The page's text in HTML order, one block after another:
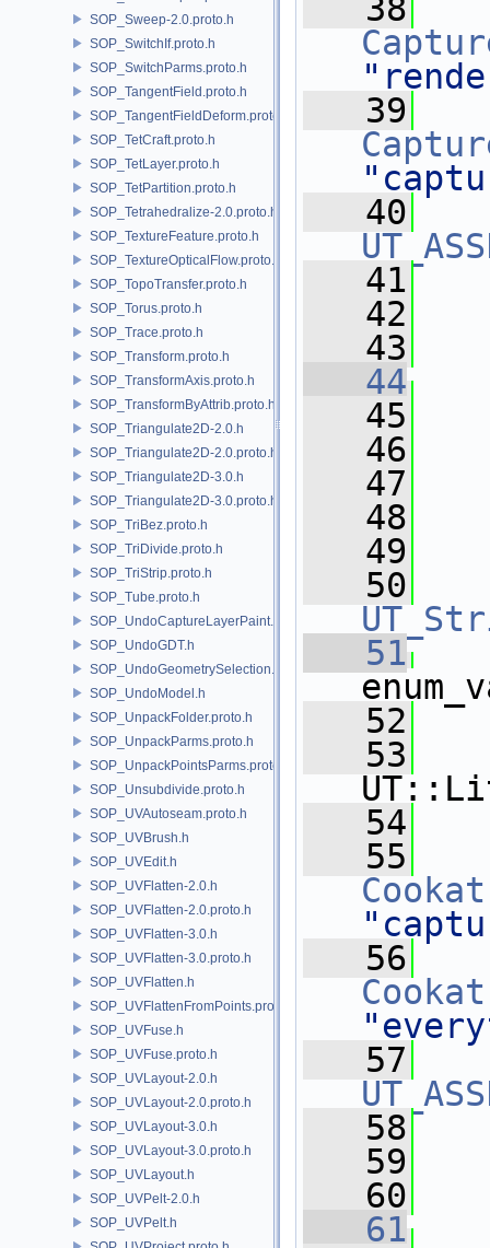
SOP_Sweep-2.0.proto.h
SOP_SwitchIf.proto.h
SOP_SwitchParms.proto.h
SOP_TangentField.proto.h
SOP_TangentFieldDeform.proto.h
SOP_TetCraft.proto.h
SOP_TetLayer.proto.h
SOP_TetPartition.proto.h
SOP_Tetrahedralize-2.0.proto.h
SOP_TextureFeature.proto.h
SOP_TextureOpticalFlow.proto.h
SOP_TopoTransfer.proto.h
SOP_Torus.proto.h
SOP_Trace.proto.h
SOP_Transform.proto.h
SOP_TransformAxis.proto.h
SOP_TransformByAttrib.proto.h
SOP_Triangulate2D-2.0.h
SOP_Triangulate2D-2.0.proto.h
SOP_Triangulate2D-3.0.h
SOP_Triangulate2D-3.0.proto.h
SOP_TriBez.proto.h
SOP_TriDivide.proto.h
SOP_TriStrip.proto.h
SOP_Tube.proto.h
SOP_UndoCaptureLayerPaint.h
SOP_UndoGDT.h
SOP_UndoGeometrySelection.h
SOP_UndoModel.h
SOP_UnpackFolder.proto.h
SOP_UnpackParms.proto.h
SOP_UnpackPointsParms.proto.h
SOP_Unsubdivide.proto.h
SOP_UVAutoseam.proto.h
SOP_UVBrush.h
SOP_UVEdit.h
SOP_UVFlatten-2.0.h
SOP_UVFlatten-2.0.proto.h
SOP_UVFlatten-3.0.h
SOP_UVFlatten-3.0.proto.h
SOP_UVFlatten.h
SOP_UVFlattenFromPoints.proto.h
SOP_UVFuse.h
SOP_UVFuse.proto.h
SOP_UVLayout-2.0.h
SOP_UVLayout-2.0.proto.h
SOP_UVLayout-3.0.h
SOP_UVLayout-3.0.proto.h
SOP_UVLayout.h
SOP_UVPelt-2.0.h
SOP_UVPelt.h
   38
   39
   40
   41
   42
   43
   44
   45
   46
   47
   48
   49
   50
   51
   52
   53
   54
   55
   56
   57
   58
   59
   60
   61